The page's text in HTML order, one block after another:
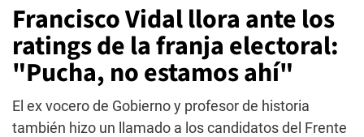
Francisco Vidal llora ante los
ratings de la franja electoral:
"Pucha, no estamos ahí"
El ex vocero de Gobierno y profesor de historia
también hizo un llamado a los candidatos del Frente